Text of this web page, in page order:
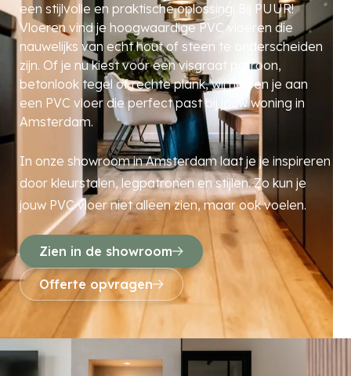
een stijlvolle en praktische oplossing. Bij PUUR!
Vloeren vind je hoogwaardige PVC vloeren die
nauwelijks van echt hout of steen te onderscheiden
zijn. Of je nu kiest voor een visgraat patroon,
betonlook tegel of rechte plank, wij helpen je aan
een PVC vloer die perfect past bij jouw woning in
Amsterdam.
In onze showroom in Amsterdam laat je je inspireren
door kleurstalen, legpatronen en stijlen. Zo kun je
jouw PVC vloer niet alleen zien, maar ook voelen.
Zien in de showroom
Offerte opvragen